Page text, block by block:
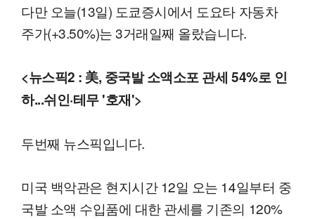
다만 오늘(13일) 도쿄증시에서 도요타 자동차
주가(+3.50%)는 3거래일째 올랐습니다.
<뉴스픽2 : 美, 중국발 소액소포 관세 54%로 인
하...쉬인·테무 '호재'>
두번째 뉴스픽입니다.
미국 백악관은 현지시간 12일 오는 14일부터 중
국발 소액 수입품에 대한 관세를 기존의 120%